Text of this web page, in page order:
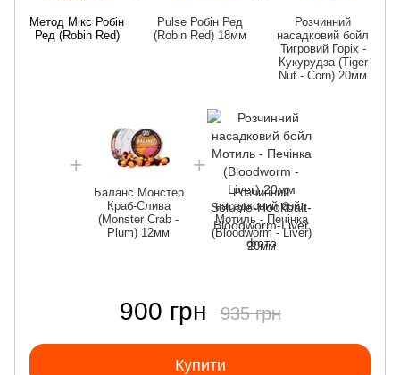
Метод Мікс Робін
Ред (Robin Red)
Pulse Робін Ред
(Robin Red) 18мм
Розчинний
насадковий бойл
Тигровий Горіх -
Кукурудза (Tiger
Nut - Corn) 20мм
Баланс Монстер
Краб-Слива
(Monster Crab -
Plum) 12мм
Розчинний
насадковий бойл
Мотиль - Печінка
(Bloodworm - Liver)
20мм
900 грн 935 грн
Купити